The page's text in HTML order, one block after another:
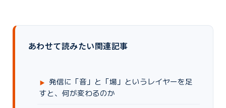
あわせて読みたい関連記事
発信に「音」と「場」というレイヤーを足
すと、何が変わるのか